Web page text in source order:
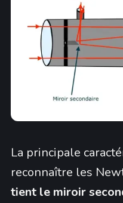
La principale
reconnaître les
tient le miroir